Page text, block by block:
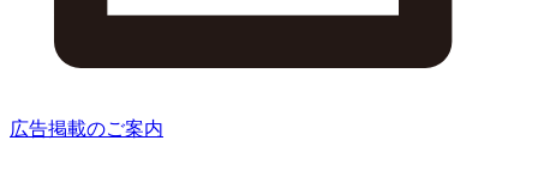
広告掲載のご案内